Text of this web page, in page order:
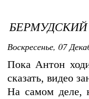
Воскресенье, 07
Пока Антон
сказать, видео
На самом деле,